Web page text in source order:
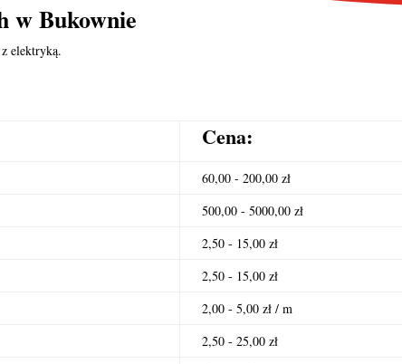
w Bukownie
elektryką.
Cena:
60,00 - 200,00 zł
500,00 - 5000,00 zł
2,50 - 15,00 zł
2,50 - 15,00 zł
2,00 - 5,00 zł / m
2,50 - 25,00 zł